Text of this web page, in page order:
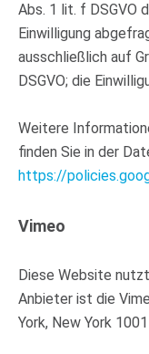
Abs. 1 lit. f DSGVO
Einwilligung
ausschließlich auf
DSGVO; die
Weitere
finden Sie in der
https://
Vimeo
Diese Website
Anbieter ist die
York, New York